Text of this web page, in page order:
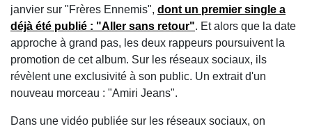
janvier sur "Frères Ennemis", dont un premier single a
déjà été publié : "Aller sans retour". Et alors que la date
approche à grand pas, les deux rappeurs poursuivent la
promotion de cet album. Sur les réseaux sociaux, ils
révèlent une exclusivité à son public. Un extrait d'un
nouveau morceau : "Amiri Jeans".
Dans une vidéo publiée sur les réseaux sociaux, on